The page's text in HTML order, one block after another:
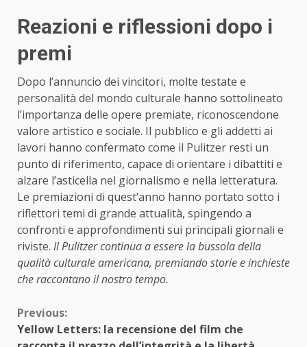
Reazioni e riflessioni dopo i
premi
Dopo l’annuncio dei vincitori, molte testate e
personalità del mondo culturale hanno sottolineato
l’importanza delle opere premiate, riconoscendone
valore artistico e sociale. Il pubblico e gli addetti ai
lavori hanno confermato come il Pulitzer resti un
punto di riferimento, capace di orientare i dibattiti e
alzare l’asticella nel giornalismo e nella letteratura.
Le premiazioni di quest’anno hanno portato sotto i
riflettori temi di grande attualità, spingendo a
confronti e approfondimenti sui principali giornali e
riviste. Il Pulitzer continua a essere la bussola della
qualità culturale americana, premiando storie e inchieste
che raccontano il nostro tempo.
Continue
Previous:
Yellow Letters: la recensione del film che